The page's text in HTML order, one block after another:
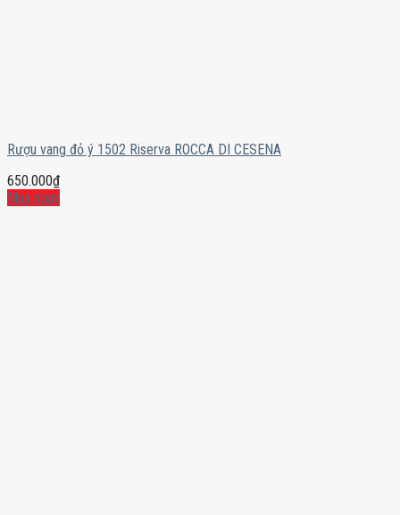
Rượu vang đỏ ý 1502 Riserva ROCCA DI CESENA
650.000₫
Mua ngay